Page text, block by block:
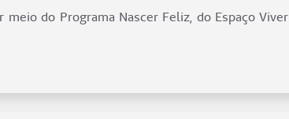
do Programa Nascer Feliz, do Espaço Viver